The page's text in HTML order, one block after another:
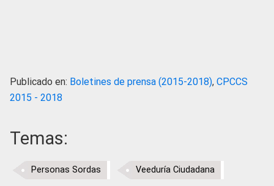
Publicado en: Boletines de prensa (2015-2018), CPCCS
2015 - 2018
Temas:
Personas Sordas Veeduría Ciudadana